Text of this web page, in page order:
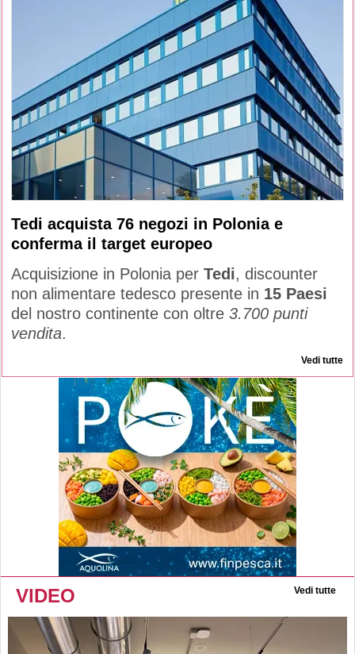
Tedi acquista 76 negozi in Polonia e
conferma il target europeo
Acquisizione in Polonia per Tedi, discounter
non alimentare tedesco presente in 15 Paesi
del nostro continente con oltre 3.700 punti
vendita.
Vedi tutte
VIDEO Vedi tutte